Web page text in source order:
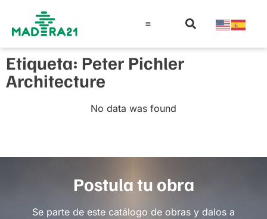
Etiqueta: Peter Pichler
Architecture
No data was found
Postula tu obra
Se parte de este catálogo de obras y dalos a